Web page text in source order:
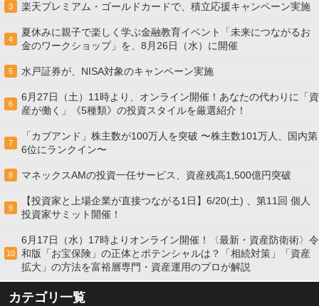
3 楽天プレミアム・ゴールドカードで、積立応援キャンペーン実施
4
夏休みに親子で楽しく学ぶ金融教育イベント「未来につながるお
金のワークショップ」を、8月26日（水）に開催
5 水戸証券が、NISA対象のキャンペーン実施
6
6月27日（土）11時より、オンライン開催！あなたの代わりに「資
産が働く」《5種類》の投資スタイルを厳選紹介！
7
「カブアンド」株主数が100万人を突破 〜株主数101万人、国内第
6位にランクイン〜
8 マネックスAMの投資一任サービス、資産残高1,500億円突破
9
【投資家と上場企業が直接つながる1日】6/20(土) 、第11回 個人
投資家サミット開催！
10
6月17日（水）17時よりオンライン開催！〈最新・資産防衛術〉令
和版「お宝保険」の正体とポテンシャルは？「相続対策」「資産
拡大」の方法を富裕層専門・資産運用のプロが解説
カテゴリ一覧